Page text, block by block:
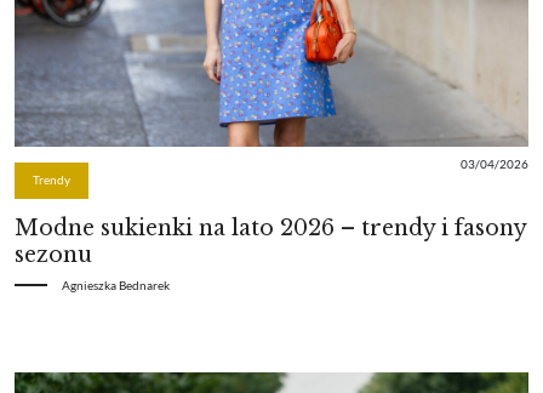
Trendy
03/04/2026
Modne sukienki na lato 2026 – trendy i fasony
sezonu
Agnieszka Bednarek